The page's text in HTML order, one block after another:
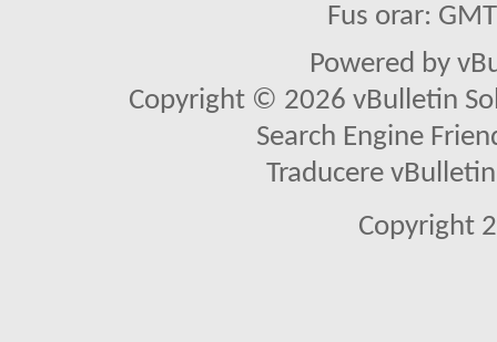
Fus orar:
Powered by
Copyright © 2026 vBulletin
Search Engine
Traducere
Copyright